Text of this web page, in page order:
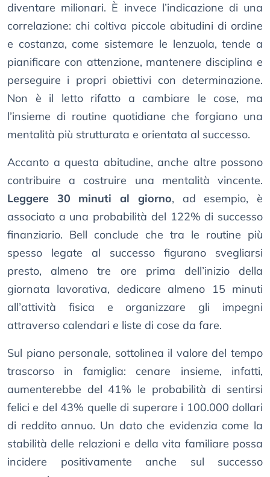
diventare milionari. È invece l’indicazione di una
correlazione: chi coltiva piccole abitudini di ordine
e costanza, come sistemare le lenzuola, tende a
pianificare con attenzione, mantenere disciplina e
perseguire i propri obiettivi con determinazione.
Non è il letto rifatto a cambiare le cose, ma
l’insieme di routine quotidiane che forgiano una
mentalità più strutturata e orientata al successo.
Accanto a questa abitudine, anche altre possono
contribuire a costruire una mentalità vincente.
Leggere 30 minuti al giorno, ad esempio, è
associato a una probabilità del 122% di successo
finanziario. Bell conclude che tra le routine più
spesso legate al successo figurano svegliarsi
presto, almeno tre ore prima dell’inizio della
giornata lavorativa, dedicare almeno 15 minuti
all’attività fisica e organizzare gli impegni
attraverso calendari e liste di cose da fare.
Sul piano personale, sottolinea il valore del tempo
trascorso in famiglia: cenare insieme, infatti,
aumenterebbe del 41% le probabilità di sentirsi
felici e del 43% quelle di superare i 100.000 dollari
di reddito annuo. Un dato che evidenzia come la
stabilità delle relazioni e della vita familiare possa
incidere positivamente anche sul successo